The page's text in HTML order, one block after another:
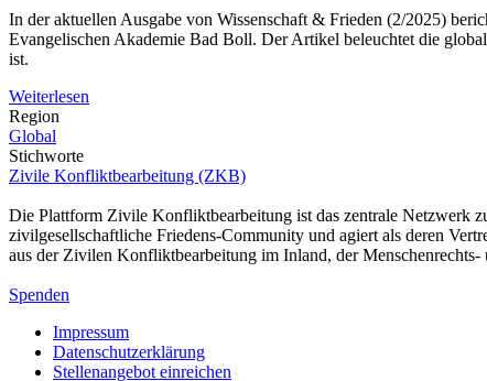
In der aktuellen Ausgabe von Wissenschaft & Frieden (2/2025)
Evangelischen Akademie Bad Boll. Der Artikel beleuchtet die
ist.
Weiterlesen
Region
Global
Stichworte
Zivile Konfliktbearbeitung (ZKB)
Die Plattform Zivile Konfliktbearbeitung ist das zentrale Netzwerk
zivilgesellschaftliche Friedens-Community und agiert als deren
aus der Zivilen Konfliktbearbeitung im Inland, der
Spenden
Impressum
Datenschutzerklärung
Stellenangebot einreichen